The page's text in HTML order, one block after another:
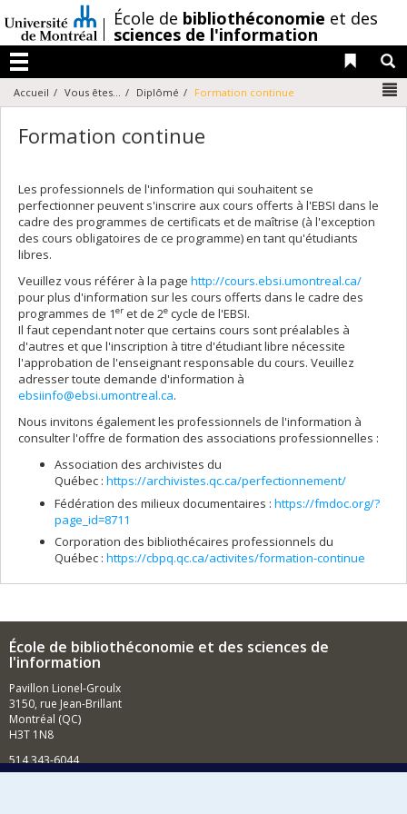
au
contenu
/École de bibliothéconomie et des
sciences de l'information
Menu
Liens
Accueil Vous êtes... Diplômé Formation continue
Formation continue
Les professionnels de l'information qui souhaitent se
perfectionner peuvent s'inscrire aux cours offerts à l'EBSI dans le
cadre des programmes de certificats et de maîtrise (à l'exception
des cours obligatoires de ce programme) en tant qu'étudiants
libres.
Veuillez vous référer à la page http://cours.ebsi.umontreal.ca/
pour plus d'information sur les cours offerts dans le cadre des
programmes de 1er et de 2e cycle de l'EBSI.
Il faut cependant noter que certains cours sont préalables à
d'autres et que l'inscription à titre d'étudiant libre nécessite
l'approbation de l'enseignant responsable du cours. Veuillez
adresser toute demande d'information à
ebsiinfo@ebsi.umontreal.ca.
Nous invitons également les professionnels de l'information à
consulter l'offre de formation des associations professionnelles :
Association des archivistes du
Québec : https://archivistes.qc.ca/perfectionnement/
Fédération des milieux documentaires : https://fmdoc.org/?
page_id=8711
Corporation des bibliothécaires professionnels du
Québec : https://cbpq.qc.ca/activites/formation-continue
École de bibliothéconomie et des sciences de
l'information
Pavillon Lionel-Groulx
3150, rue Jean-Brillant
Montréal (QC)
H3T 1N8
514 343-6044